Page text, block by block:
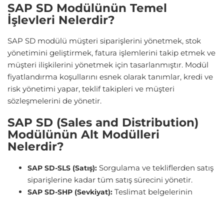
SAP SD Modülünün Temel
İşlevleri Nelerdir?
SAP SD modülü müşteri siparişlerini yönetmek, stok
yönetimini geliştirmek, fatura işlemlerini takip etmek ve
müşteri ilişkilerini yönetmek için tasarlanmıştır. Modül
fiyatlandırma koşullarını esnek olarak tanımlar, kredi ve
risk yönetimi yapar, teklif takipleri ve müşteri
sözleşmelerini de yönetir.
SAP SD (Sales and Distribution)
Modülünün Alt Modülleri
Nelerdir?
SAP SD-SLS (Satış): Sorgulama ve tekliflerden satış
siparişlerine kadar tüm satış sürecini yönetir.
SAP SD-SHP (Sevkiyat): Teslimat belgelerinin